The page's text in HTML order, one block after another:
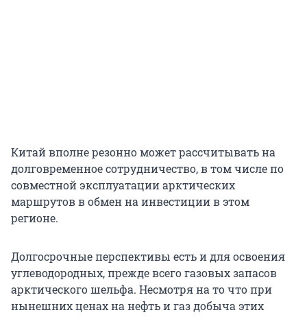
Китай вполне резонно может рассчитывать на
долговременное сотрудничество, в том числе по
совместной эксплуатации арктических
маршрутов в обмен на инвестиции в этом
регионе.
Долгосрочные перспективы есть и для освоения
углеводородных, прежде всего газовых запасов
арктического шельфа. Несмотря на то что при
нынешних ценах на нефть и газ добыча этих